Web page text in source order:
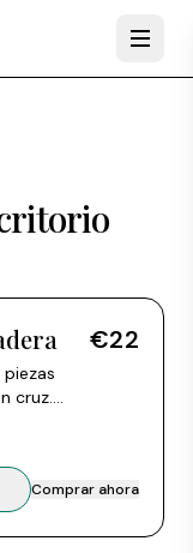
cruz.
una
los
€22
Comprar ahora